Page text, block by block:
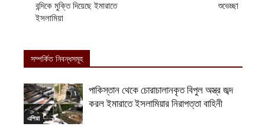
বন্দিকে মুক্তি দিয়েছে ইমারাতে
ইসলামিয়া
শুভেচ্ছা
সম্পর্কিত নিবন্ধসমূহ
এশিয়া
পাকিস্তান থেকে চোরাচালানকৃত বিপুল অস্ত্র জব্দ
করল ইমারাতে ইসলামিয়ার নিরাপত্তা বাহিনী